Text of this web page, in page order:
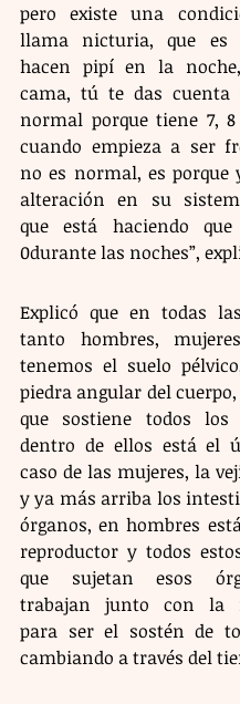
pero existe una
llama nicturia, que es
hacen pipí en la
cama, tú te das cuenta
normal porque tiene 7,
cuando empieza a ser
no es normal, es porque
alteración en su
que está haciendo
0durante las noches”,
Explicó que en todas
tanto hombres,
tenemos el suelo
piedra angular del cuerpo,
que sostiene todos los
dentro de ellos está el
caso de las mujeres, la
y ya más arriba los
órganos, en hombres
reproductor y todos
que sujetan esos
trabajan junto con la
para ser el sostén de
cambiando a través del